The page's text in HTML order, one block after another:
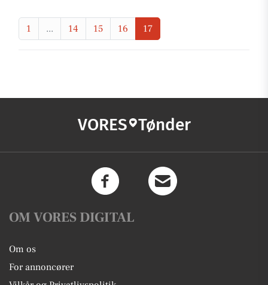
1 ... 14 15 16 17
VORES Tønder
OM VORES DIGITAL
Om os
For annoncører